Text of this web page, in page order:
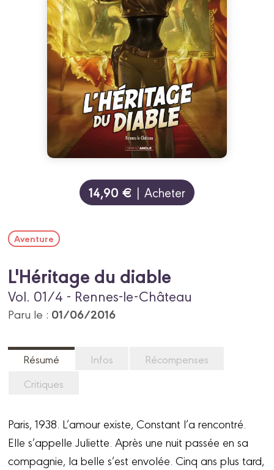
14,90 € | Acheter
Aventure
L'Héritage du diable
Vol. 01/4 - Rennes-le-Château
Paru le : 01/06/2016
Résumé Infos
Récompenses
Critiques
Paris, 1938. L’amour existe, Constant l’a rencontré.
Elle s’appelle Juliette. Après une nuit passée en sa
compagnie, la belle s’est envolée. Cinq ans plus tard,